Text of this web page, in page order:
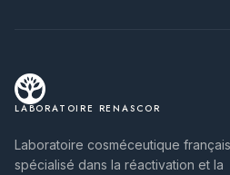
LABORATOIRE RENASCOR
Laboratoire cosméceutique français
spécialisé dans la réactivation et la